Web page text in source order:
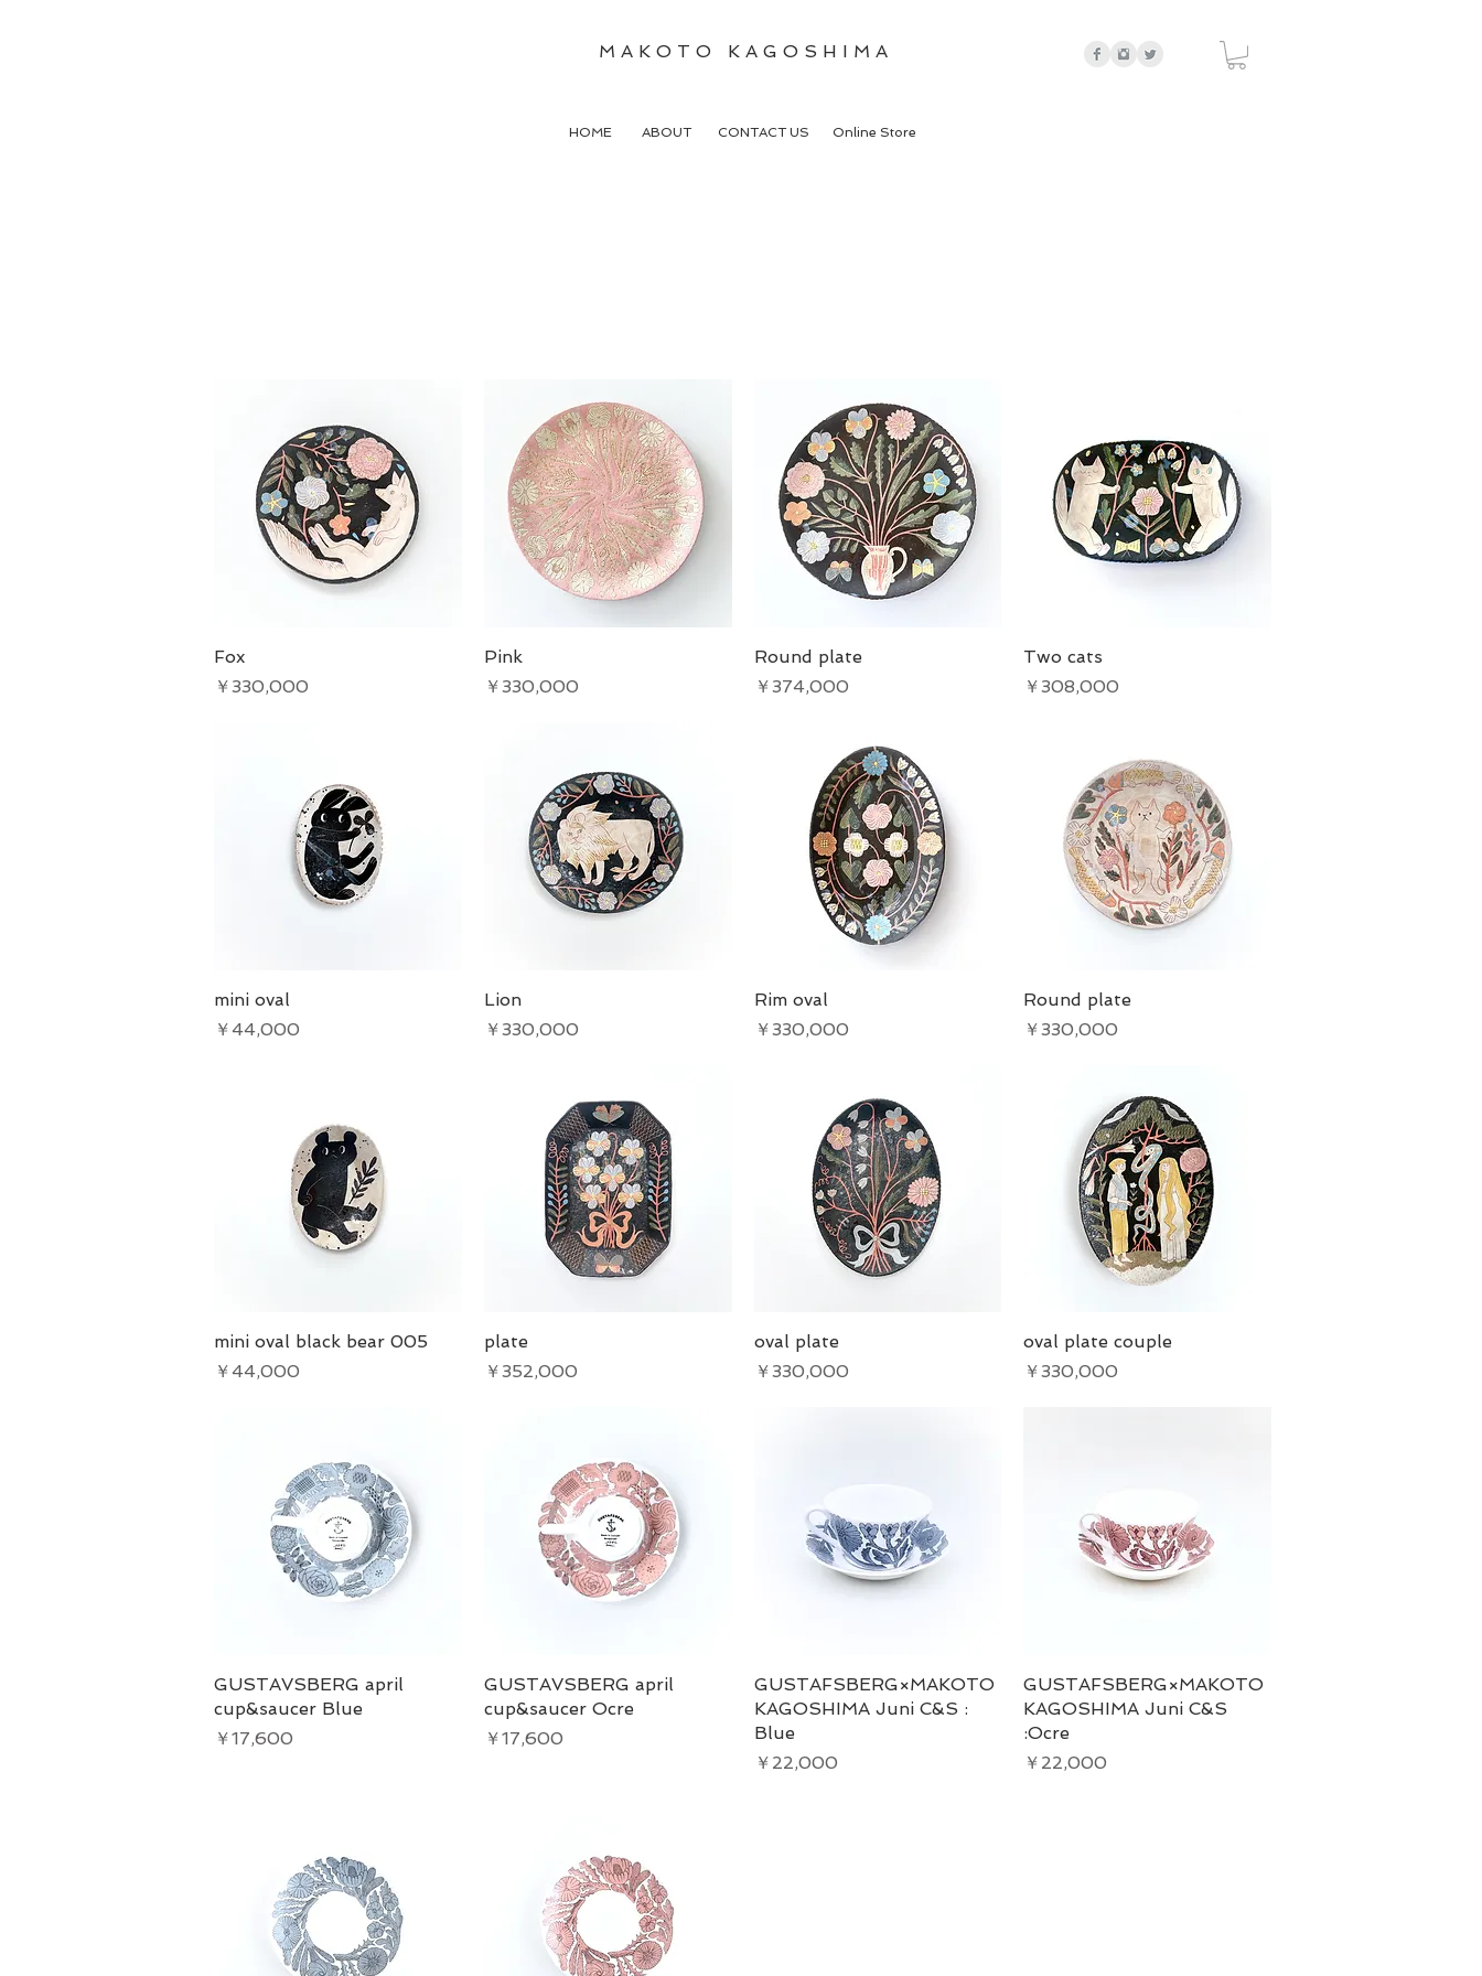
M A K O T O K A G O S H I M A
HOME ABOUT CONTACT US Online Store
Fox
価格
￥330,000
Pink
価格
￥330,000
クイックビュー
Round plate
価格
￥374,000
クイックビュー
Two cats
価格
￥308,000
クイックビュー
mini oval
価格
￥44,000
Lion
価格
￥330,000
クイックビュー
Rim oval
価格
￥330,000
クイックビュー
Round plate
価格
￥330,000
クイックビュー
mini oval black bear 005
価格
￥44,000
plate
価格
￥352,000
クイックビュー
oval plate
価格
￥330,000
クイックビュー
oval plate couple
価格
￥330,000
クイックビュー
GUSTAVSBERG april
cup&saucer Blue
価格
￥17,600
クイックビュー
GUSTAVSBERG april
cup&saucer Ocre
価格
￥17,600
クイックビュー
GUSTAFSBERG×MAKOTO
KAGOSHIMA Juni C&S :
Blue
価格
￥22,000
クイックビュー
GUSTAFSBERG×MAKOTO
KAGOSHIMA Juni C&S
:Ocre
価格
￥22,000